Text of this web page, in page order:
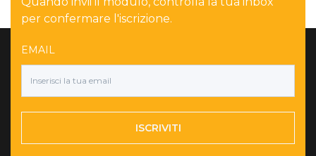
per confermare l'iscrizione.
EMAIL
ISCRIVITI